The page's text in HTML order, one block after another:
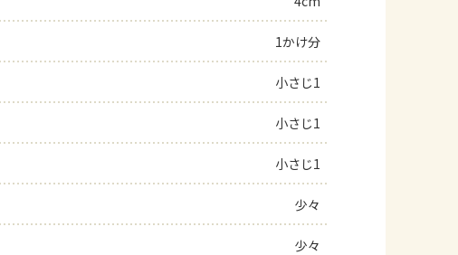
お買い物
1かけ分
小さじ1
小さじ1
小さじ1
少々
少々